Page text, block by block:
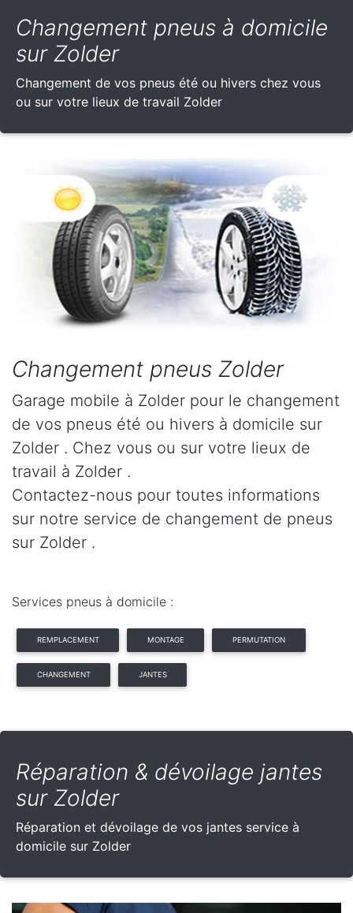
Changement pneus à domicile
sur Zolder
Changement de vos pneus été ou hivers chez vous
ou sur votre lieux de travail Zolder
Changement pneus Zolder
Garage mobile à Zolder pour le changement
de vos pneus été ou hivers à domicile sur
Zolder . Chez vous ou sur votre lieux de
travail à Zolder .
Contactez-nous pour toutes informations
sur notre service de changement de pneus
sur Zolder .
Services pneus à domicile :
REMPLACEMENT MONTAGE PERMUTATION
CHANGEMENT JANTES
Réparation & dévoilage jantes
sur Zolder
Réparation et dévoilage de vos jantes service à
domicile sur Zolder